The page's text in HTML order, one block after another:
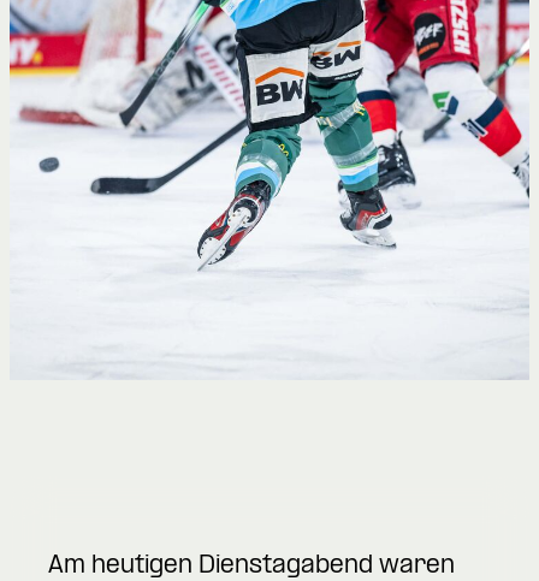
Am heutigen Dienstagabend waren